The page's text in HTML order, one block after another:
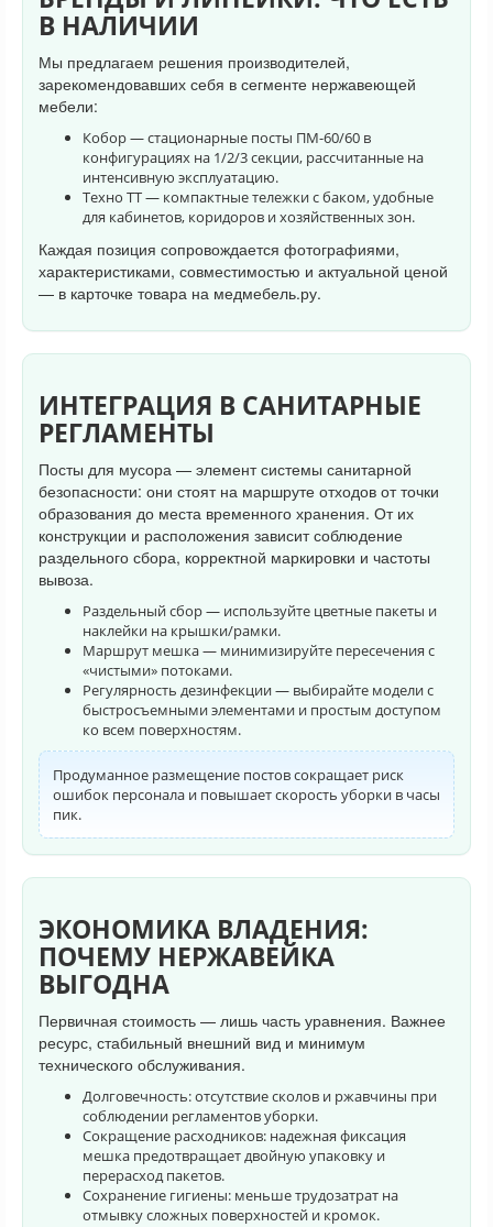
В НАЛИЧИИ
Мы предлагаем решения производителей,
зарекомендовавших себя в сегменте нержавеющей
мебели:
Кобор — стационарные посты ПМ-60/60 в
конфигурациях на 1/2/3 секции, рассчитанные на
интенсивную эксплуатацию.
Техно ТТ — компактные тележки с баком, удобные
для кабинетов, коридоров и хозяйственных зон.
Каждая позиция сопровождается фотографиями,
характеристиками, совместимостью и актуальной ценой
— в карточке товара на медмебель.ру.
ИНТЕГРАЦИЯ В САНИТАРНЫЕ
РЕГЛАМЕНТЫ
Посты для мусора — элемент системы санитарной
безопасности: они стоят на маршруте отходов от точки
образования до места временного хранения. От их
конструкции и расположения зависит соблюдение
раздельного сбора, корректной маркировки и частоты
вывоза.
Раздельный сбор — используйте цветные пакеты и
наклейки на крышки/рамки.
Маршрут мешка — минимизируйте пересечения с
«чистыми» потоками.
Регулярность дезинфекции — выбирайте модели с
быстросъемными элементами и простым доступом
ко всем поверхностям.
Продуманное размещение постов сокращает риск
ошибок персонала и повышает скорость уборки в часы
пик.
ЭКОНОМИКА ВЛАДЕНИЯ:
ПОЧЕМУ НЕРЖАВЕЙКА
ВЫГОДНА
Первичная стоимость — лишь часть уравнения. Важнее
ресурс, стабильный внешний вид и минимум
технического обслуживания.
Долговечность: отсутствие сколов и ржавчины при
соблюдении регламентов уборки.
Сокращение расходников: надежная фиксация
мешка предотвращает двойную упаковку и
перерасход пакетов.
Сохранение гигиены: меньше трудозатрат на
отмывку сложных поверхностей и кромок.